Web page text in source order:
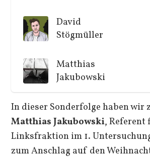
David
Stögmüller
Matthias
Jakubowski
In dieser Sonderfolge haben wir
Matthias Jakubowski, Referent
Linksfraktion im 1.
zum Anschlag auf den